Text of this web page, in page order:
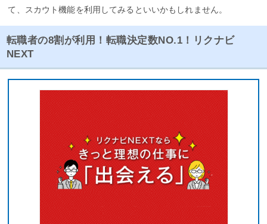
て、スカウト機能を利用してみるといいかもしれません。
転職者の8割が利用！転職決定数NO.1！リクナビ
NEXT